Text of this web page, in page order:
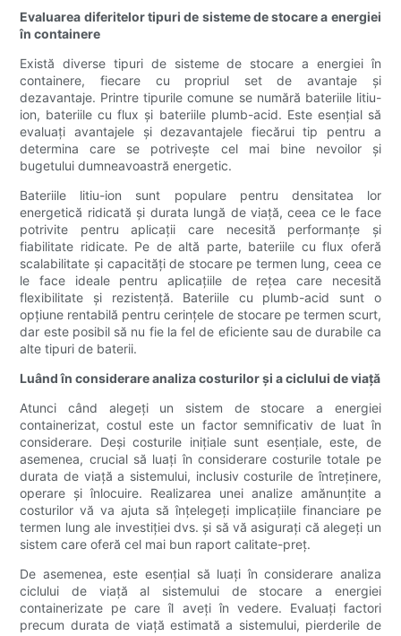
Evaluarea diferitelor tipuri de sisteme de stocare a energiei
în containere
Există diverse tipuri de sisteme de stocare a energiei în
containere, fiecare cu propriul set de avantaje și
dezavantaje. Printre tipurile comune se numără bateriile litiu-
ion, bateriile cu flux și bateriile plumb-acid. Este esențial să
evaluați avantajele și dezavantajele fiecărui tip pentru a
determina care se potrivește cel mai bine nevoilor și
bugetului dumneavoastră energetic.
Bateriile litiu-ion sunt populare pentru densitatea lor
energetică ridicată și durata lungă de viață, ceea ce le face
potrivite pentru aplicații care necesită performanțe și
fiabilitate ridicate. Pe de altă parte, bateriile cu flux oferă
scalabilitate și capacități de stocare pe termen lung, ceea ce
le face ideale pentru aplicațiile de rețea care necesită
flexibilitate și rezistență. Bateriile cu plumb-acid sunt o
opțiune rentabilă pentru cerințele de stocare pe termen scurt,
dar este posibil să nu fie la fel de eficiente sau de durabile ca
alte tipuri de baterii.
Luând în considerare analiza costurilor și a ciclului de viață
Atunci când alegeți un sistem de stocare a energiei
containerizat, costul este un factor semnificativ de luat în
considerare. Deși costurile inițiale sunt esențiale, este, de
asemenea, crucial să luați în considerare costurile totale pe
durata de viață a sistemului, inclusiv costurile de întreținere,
operare și înlocuire. Realizarea unei analize amănunțite a
costurilor vă va ajuta să înțelegeți implicațiile financiare pe
termen lung ale investiției dvs. și să vă asigurați că alegeți un
sistem care oferă cel mai bun raport calitate-preț.
De asemenea, este esențial să luați în considerare analiza
ciclului de viață al sistemului de stocare a energiei
containerizate pe care îl aveți în vedere. Evaluați factori
precum durata de viață estimată a sistemului, pierderile de